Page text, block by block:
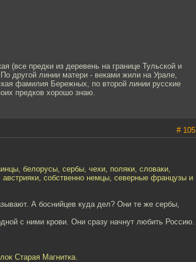
(все предки из деревень на границе Тульской и
другой линии матери - веками жили на Урале,
фамилия Бережных, по второй линии русские
предков хорошо знаю.
# 105
белорусы, сербы, чехи, поляки, словаки,
собственно немцы, северные французы и
А боснийцев куда дел? Они те же сербы,
с ними крови. Они сразу начнут любить Россию.
Старая Магнитка.